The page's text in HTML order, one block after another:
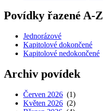
Povídky řazené A-Z
Jednorázové
Kapitolové dokončené
Kapitolové nedokončené
Archiv povídek
Červen 2026 (1)
Květen 2026 (2)